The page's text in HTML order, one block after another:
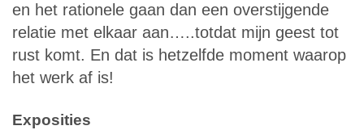
en het rationele gaan dan een overstijgende
relatie met elkaar aan…..totdat mijn geest tot
rust komt. En dat is hetzelfde moment waarop
het werk af is!
Exposities